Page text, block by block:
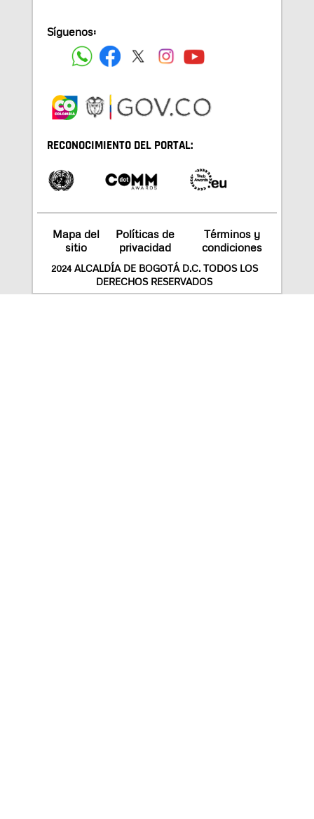
Síguenos:
RECONOCIMIENTO DEL PORTAL:
Mapa del
sitio
Políticas de
privacidad
Términos y
condiciones
2024 ALCALDÍA DE BOGOTÁ D.C. TODOS LOS
DERECHOS RESERVADOS